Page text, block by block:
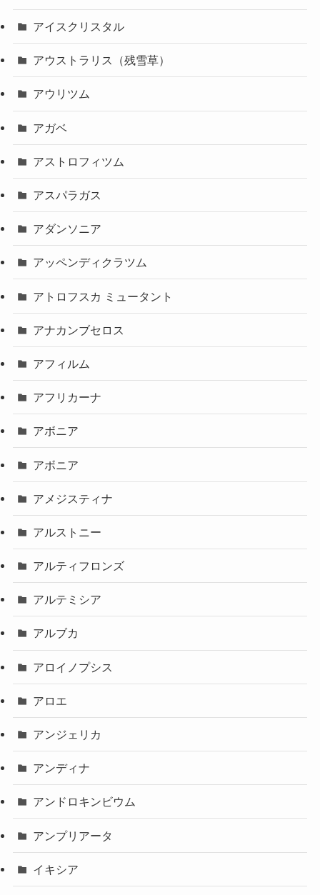
アイスクリスタル
アウストラリス（残雪草）
アウリツム
アガベ
アストロフィツム
アスパラガス
アダンソニア
アッペンディクラツム
アトロフスカ ミュータント
アナカンブセロス
アフィルム
アフリカーナ
アボニア
アボニア
アメジスティナ
アルストニー
アルティフロンズ
アルテミシア
アルブカ
アロイノプシス
アロエ
アンジェリカ
アンディナ
アンドロキンビウム
アンプリアータ
イキシア